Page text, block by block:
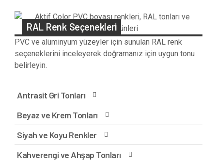
RAL Renk Seçenekleri
PVC ve alüminyum yüzeyler için sunulan RAL renk
seçeneklerini inceleyerek doğramanız için uygun tonu
belirleyin.
Antrasit Gri Tonları
Beyaz ve Krem Tonları
Siyah ve Koyu Renkler
Kahverengi ve Ahşap Tonları